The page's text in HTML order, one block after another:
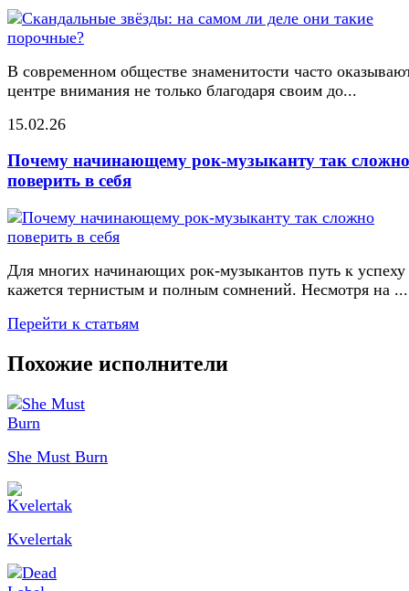
В современном обществе знаменитости часто
центре внимания не только благодаря своим до...
15.02.26
Почему начинающему рок-музыканту так сложно
поверить в себя
Для многих начинающих рок-музыкантов путь к успеху
кажется тернистым и полным сомнений. Несмотря на ...
Перейти к статьям
Похожие исполнители
She Must Burn
Kvelertak